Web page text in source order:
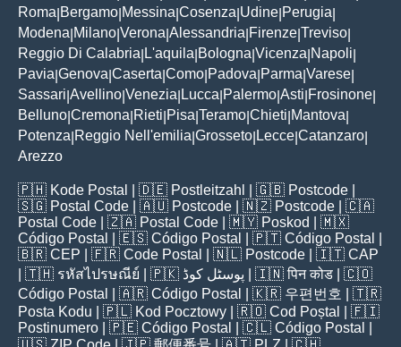
Roma Bergamo Messina Cosenza Udine Perugia
Modena Milano Verona Alessandria Firenze Treviso
Reggio Di Calabria L'aquila Bologna Vicenza Napoli
Pavia Genova Caserta Como Padova Parma Varese
Sassari Avellino Venezia Lucca Palermo Asti Frosinone
Belluno Cremona Rieti Pisa Teramo Chieti Mantova
Potenza Reggio Nell'emilia Grosseto Lecce Catanzaro
Arezzo
🇵🇭 Kode Postal | 🇩🇪 Postleitzahl | 🇬🇧 Postcode
🇸🇬 Postal Code | 🇦🇺 Postcode | 🇳🇿 Postcode | 🇨🇦
Postal Code | 🇿🇦 Postal Code | 🇲🇾 Poskod
| 🇲🇽
Código Postal
| 🇪🇸 Código Postal | 🇵🇹 Código Postal
🇧🇷 CEP | 🇫🇷 Code Postal | 🇳🇱 Postcode | 🇮🇹 CAP
| 🇹🇭 รหัสไปรษณีย์ | 🇵🇰 پوسٹل کوڈ | 🇮🇳पिन कोड | 🇨🇴
Código Postal
| 🇦🇷 Código Postal | 🇰🇷 우편번호
| 🇹🇷
Posta Kodu | 🇵🇱 Kod Pocztowy | 🇷🇴 Cod Poștal
| 🇫🇮
Postinumero | 🇵🇪 Código Postal | 🇨🇱 Código Postal